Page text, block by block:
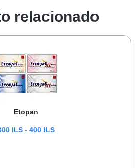
relacionado
Etopan
ILS - 400 ILS